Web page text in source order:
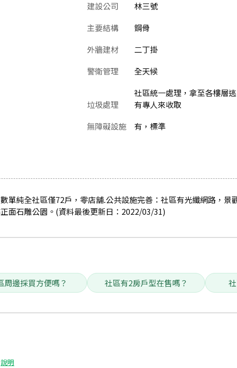
建設公司
林三號
主要結構
鋼骨
外牆建材
二丁掛
警衛管理
全天候
垃圾處理
社區統一處理，拿至各樓層
有專人來收取
無障礙設施
有，標準
單純全社區僅72戶，零店舖.公共設施完善：社區有光纖網路，景
面石雕公園。(資料最後更新日：2022/03/31)
周邊採買方便嗎？ 社區有2房戶型在售嗎？
說明